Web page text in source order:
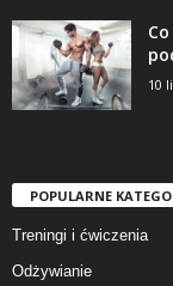
10
POPULARNE
Treningi i ćwiczenia
Odżywianie